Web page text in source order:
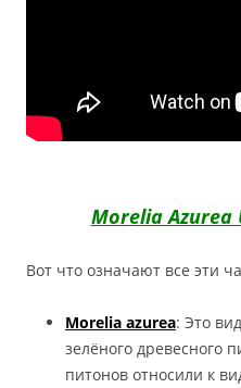
Morelia Azurea
Вот что означают все эти
Morelia azurea: Это
зелёного древесного
питонов относили к